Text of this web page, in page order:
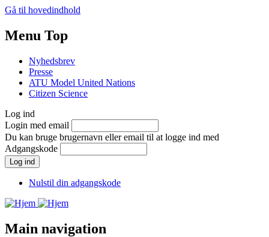
Gå til hovedindhold
Menu Top
Nyhedsbrev
Presse
ATU Model United Nations
Citizen Science
Log ind
Login med email
Du kan bruge brugernavn eller email til at logge ind med
Adgangskode
Nulstil din adgangskode
Main navigation